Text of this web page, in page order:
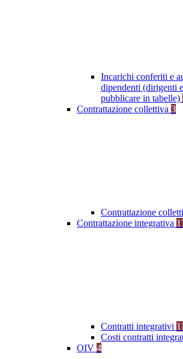
Incarichi conferiti e
dipendenti (dirigenti
pubblicare in tabelle)
Contrattazione collettiva 3
Contrattazione
Contrattazione integrativa
Contratti integrativi 11
Costi contratti
OIV 4